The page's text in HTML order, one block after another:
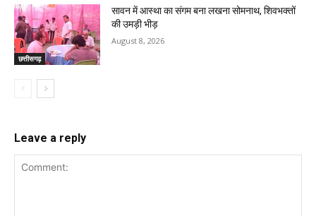
छत्तीसगढ़
सावन में आस्था का संगम बना लखना सोमनाथ, शिवभक्तों
की उमड़ी भीड़
August 8, 2026
Leave a reply